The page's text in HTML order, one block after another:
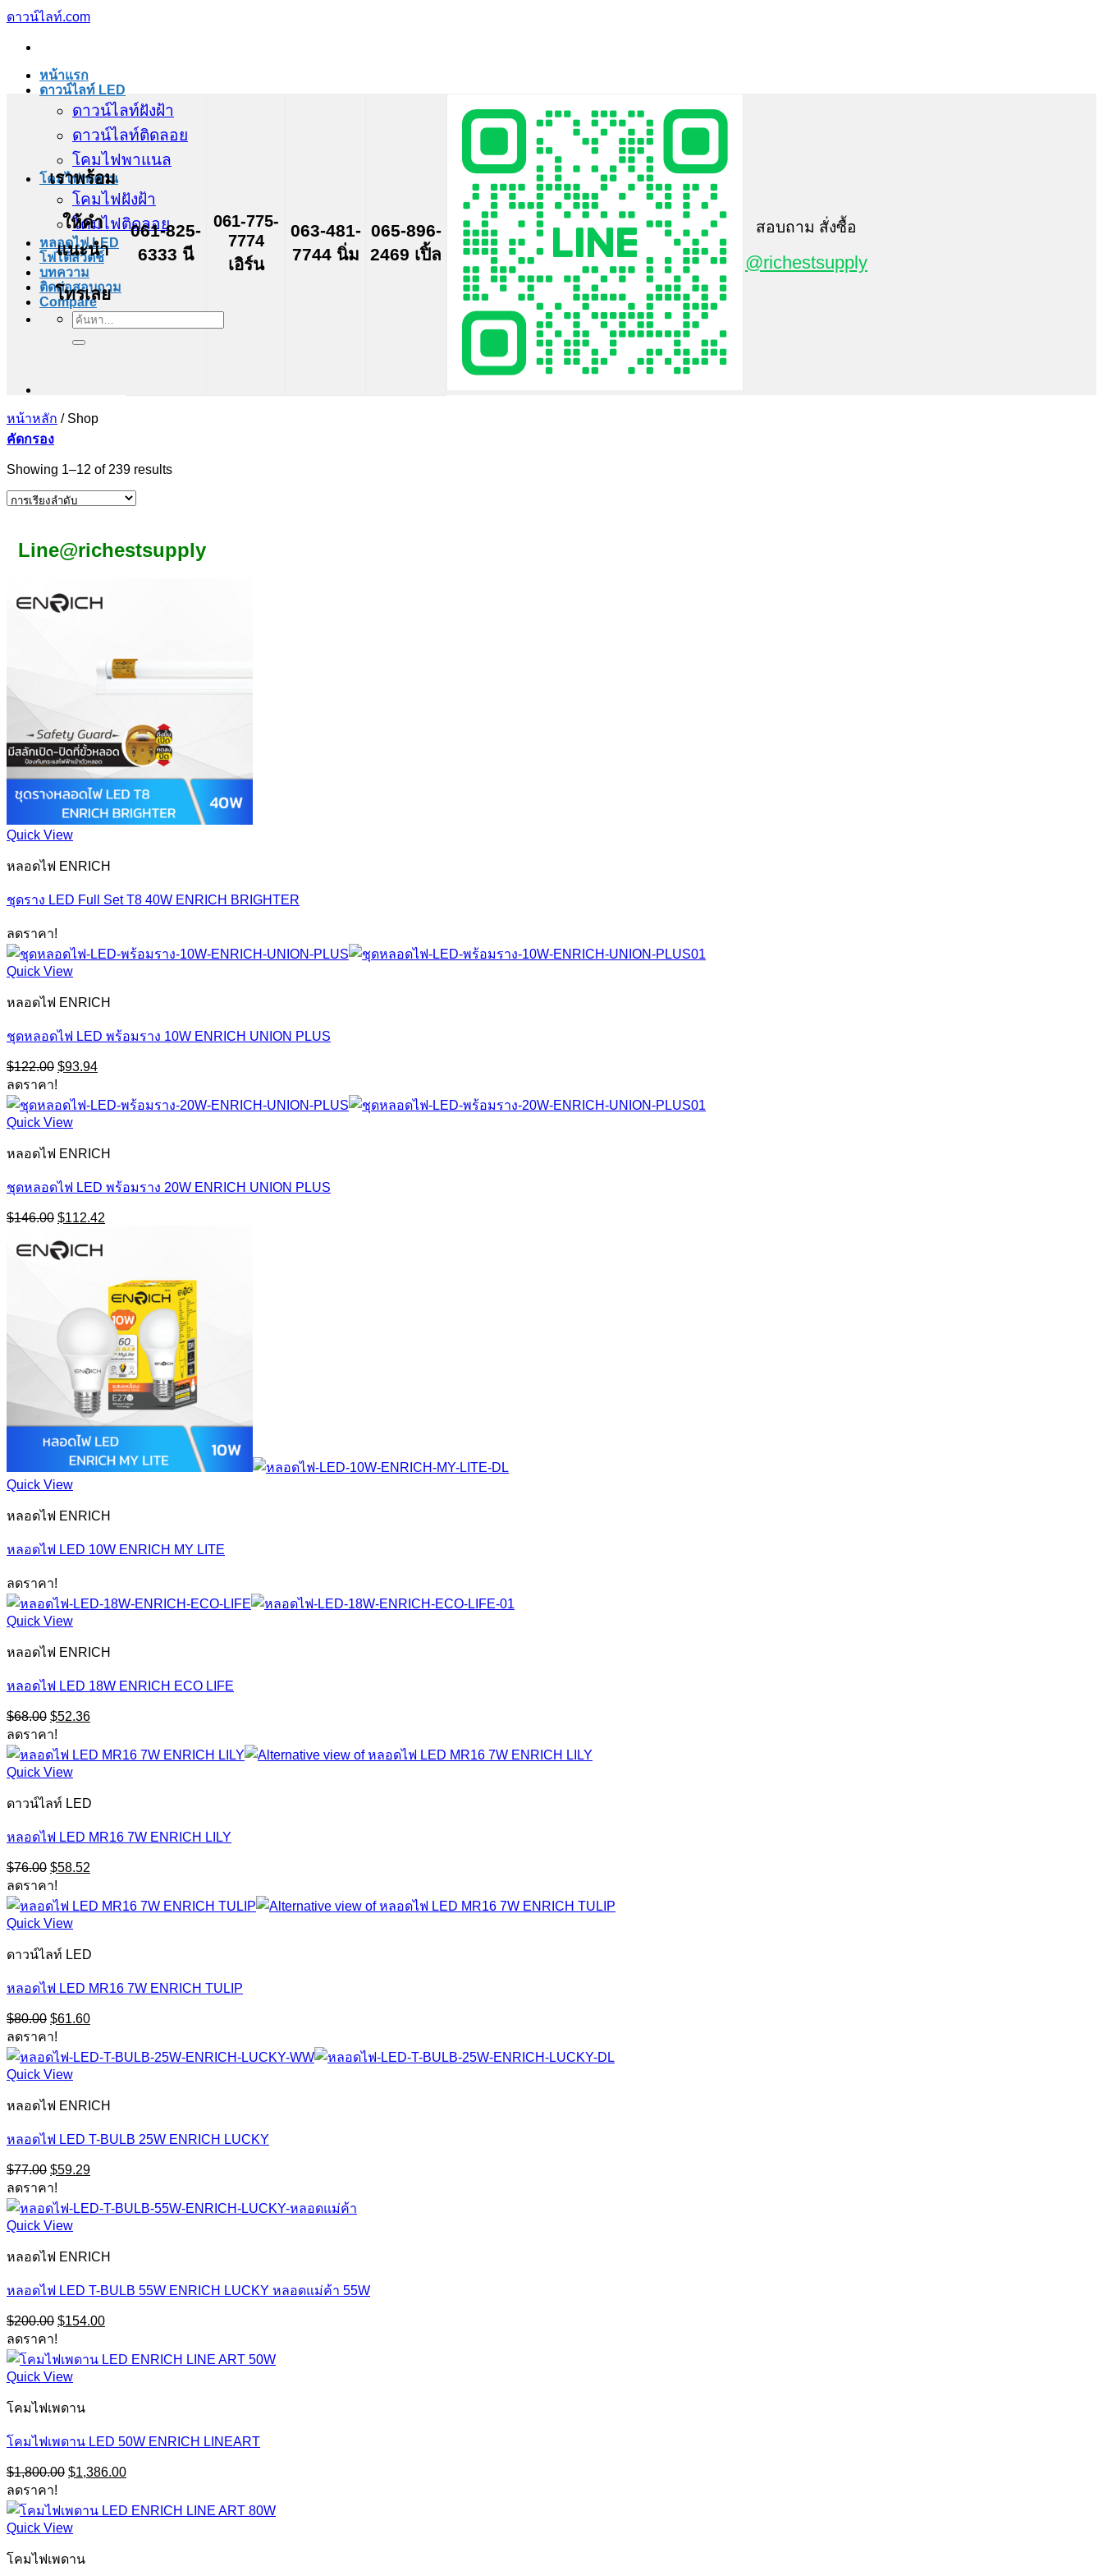
ข้าม
เนื้อหา
ดาวน์ไลท์.com
หน้าแรก
ดาวน์ไลท์ LED
ดาวน์ไลท์ฝังฝ้า
ดาวน์ไลท์ติดลอย
โคมไฟพาแนล
โคมไฟเพดาน
โคมไฟฝังฝ้า
โคมไฟติดลอย
หลอดไฟ LED
โฟโต้สวิตช์
บทความ
ติดต่อสอบถาม
Compare
ค้นหา:
เราพร้อม
ให้คำ
แนะนำ
โทรเลย
061-825-
6333 นี
061-775-
7774
เอิร์น
063-481-
7744 นิ่ม
065-896-
2469 เปิ้ล
สอบถาม สั่งซื้อ
@richestsupply
หน้าหลัก /Shop
คัดกรอง
Showing 1–12 of 239 results
Line@richestsupply
Quick View
หลอดไฟ ENRICH
ชุดราง LED Full Set T8 40W ENRICH BRIGHTER
ลดราคา!
Quick View
หลอดไฟ ENRICH
ชุดหลอดไฟ LED พร้อมราง 10W ENRICH UNION PLUS
$122.00 Original
was:
$122.00.
$93.94Current
$93.94.
ลดราคา!
Quick View
หลอดไฟ ENRICH
ชุดหลอดไฟ LED พร้อมราง 20W ENRICH UNION PLUS
$146.00 Original
was:
$146.00.
$112.42
Quick View
หลอดไฟ ENRICH
หลอดไฟ LED 10W ENRICH MY LITE
ลดราคา!
Quick View
หลอดไฟ ENRICH
หลอดไฟ LED 18W ENRICH ECO LIFE
$68.00 Original
price
was:
$68.00.
$52.36Current
$52.36.
ลดราคา!
Quick View
ดาวน์ไลท์ LED
หลอดไฟ LED MR16 7W ENRICH LILY
$76.00 Original
price
was:
$76.00.
$58.52
$58.52.
ลดราคา!
Quick View
ดาวน์ไลท์ LED
หลอดไฟ LED MR16 7W ENRICH TULIP
$80.00 Original
price
was:
$80.00.
$61.60Current
$61.60.
ลดราคา!
Quick View
หลอดไฟ ENRICH
หลอดไฟ LED T-BULB 25W ENRICH LUCKY
$77.00 Original
price
was:
$77.00.
$59.29Current
$59.29.
ลดราคา!
Quick View
หลอดไฟ ENRICH
หลอดไฟ LED T-BULB 55W ENRICH LUCKY หลอดแม่ค้า 55W
$200.00 Original
$200.00.
$154.00Current
$154.00.
ลดราคา!
Quick View
โคมไฟเพดาน
โคมไฟเพดาน LED 50W ENRICH LINEART
$1,800.00 Original
$1,800.00.
$1,386.00Current
$1,386.00.
ลดราคา!
Quick View
โคมไฟเพดาน